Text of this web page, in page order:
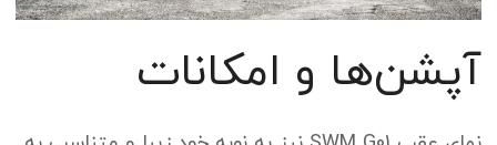
آپشن‌ها و امکانات